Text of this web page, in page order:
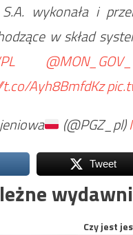
wykonała i
w skład
Ayh8BmfdKz
(@PGZ_pl)
Tweet
Czy jest